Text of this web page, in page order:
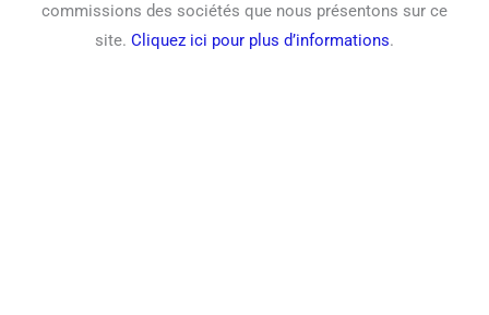
commissions des sociétés que nous présentons sur ce
site. Cliquez ici pour plus d’informations.